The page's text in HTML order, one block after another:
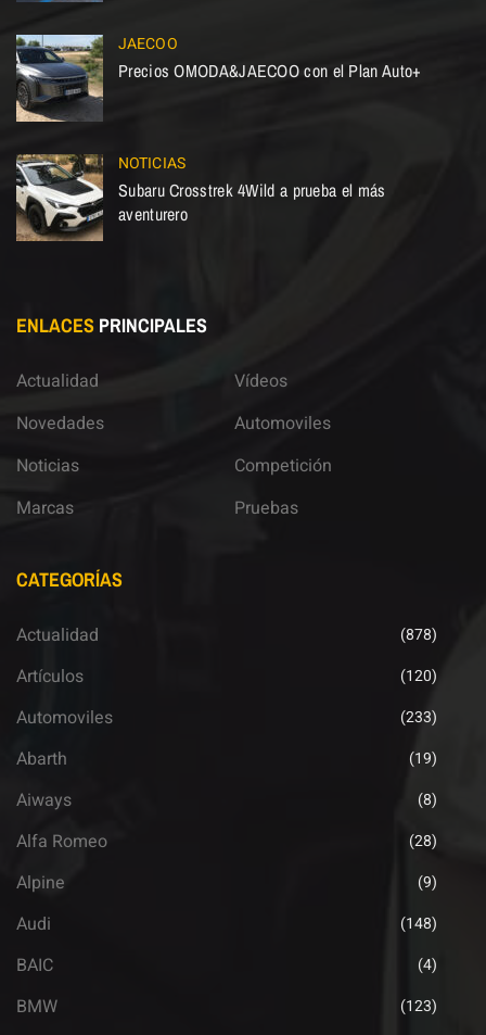
JAECOO
Precios OMODA&JAECOO con el Plan Auto+
NOTICIAS
Subaru Crosstrek 4Wild a prueba el más
aventurero
ENLACES PRINCIPALES
Actualidad
Novedades
Noticias
Marcas
Vídeos
Automoviles
Competición
Pruebas
CATEGORÍAS
Actualidad (878)
Artículos (120)
Automoviles (233)
Abarth (19)
Aiways (8)
Alfa Romeo (28)
Alpine (9)
Audi (148)
BAIC (4)
BMW (123)